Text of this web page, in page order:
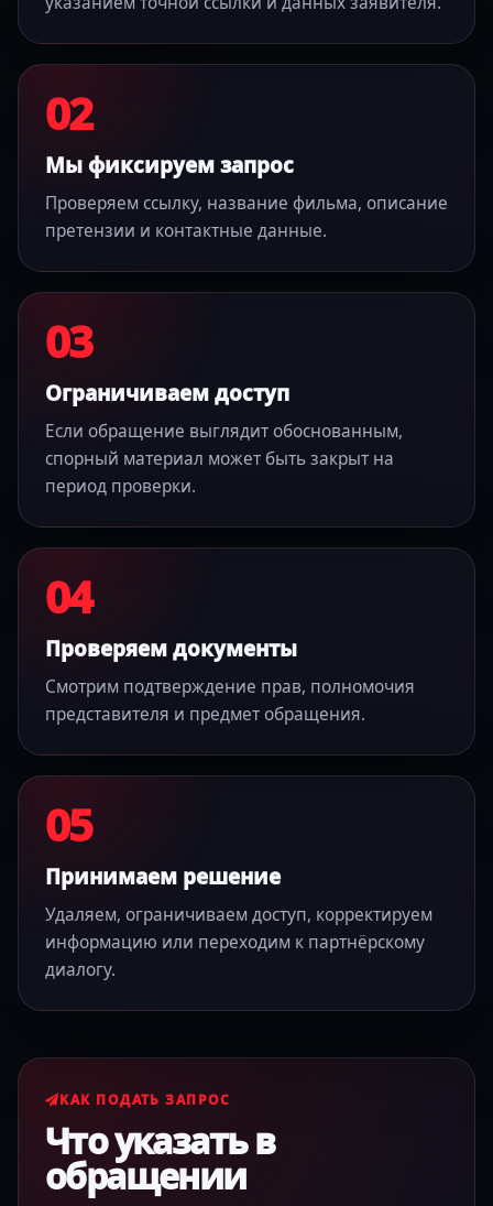
02
Мы фиксируем запрос
Проверяем ссылку, название фильма, описание
претензии и контактные данные.
03
Ограничиваем доступ
Если обращение выглядит обоснованным,
спорный материал может быть закрыт на
период проверки.
04
Проверяем документы
Смотрим подтверждение прав, полномочия
представителя и предмет обращения.
05
Принимаем решение
Удаляем, ограничиваем доступ, корректируем
информацию или переходим к партнёрскому
диалогу.
КАК ПОДАТЬ ЗАПРОС
Что указать в
обращении